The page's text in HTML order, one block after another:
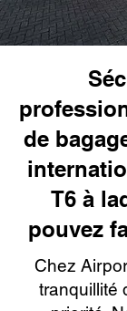
de
T6 à
pouvez
Chez
tranquillité